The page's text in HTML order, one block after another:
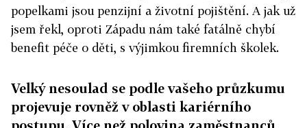
popelkami jsou penzijní a životní pojištění. A jak už
jsem řekl, oproti Západu nám také fatálně chybí
benefit péče o děti, s výjimkou firemních školek.
Velký nesoulad se podle vašeho průzkumu
projevuje rovněž v oblasti kariérního